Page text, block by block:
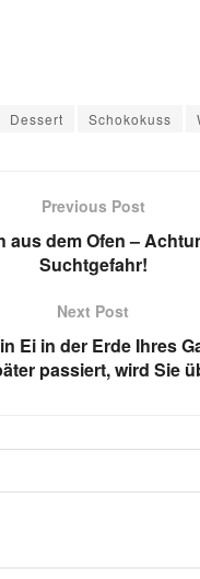
Dessert Schokokuss
Previous Post
aus dem Ofen –
Suchtgefahr!
Next Post
Ei in der Erde Ihres
passiert, wird Sie